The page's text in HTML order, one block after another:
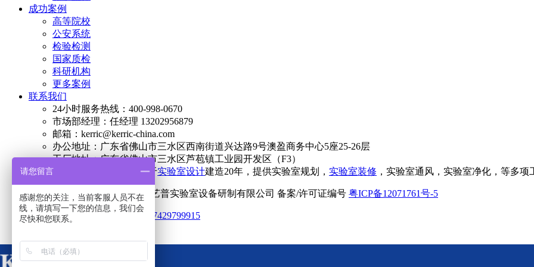
成功案例
高等院校
公安系统
检验检测
国家质检
科研机构
更多案例
联系我们
24小时服务热线：400-998-0670
市场部经理：任经理 13202956879
邮箱：kerric@kerric-china.com
办公地址：广东省佛山市三水区西南街道兴达路9号澳盈商务中心5座25-26层
工厂地址：广东省佛山市三水区芦苞镇工业园开发区（F3）
简介：科艺普集团专注于实验室设计建造20年，提供实验室规划， 实验室装修 ，实验室通风，实验室净化，等多项
Copyright © 2023-2028 广东科艺普实验室设备研制有限公司 备案/许可证编号 粤ICP备12071761号-5
统一社会信用代码：914406077429799915
请您留言
感谢您的关注，当前客服人员不在
线，请填写一下您的信息，我们会
尽快和您联系。